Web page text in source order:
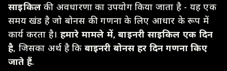
साइकिल की अवधारणा का उपयोग किया जाता है - यह एक
समय खंड है जो बोनस की गणना के लिए आधार के रूप में
कार्य करता है। हमारे मामले में, बाइनरी साइकिल एक दिन
है, जिसका अर्थ है कि बाइनरी बोनस हर दिन गणना किए
जाते हैं.